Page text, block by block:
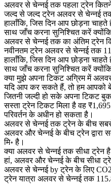
अलवर से चेन्नई तक पहला ट्रेन कितने
जल्द से जल्द ट्रेन अलवर से चेन्नई
हालाँकि, जिस दिन आप छोड़ना
साथ जाँच करना सुनिश्चित करें
अलवर से चेन्नई तक का अंतिम ट्रेन
नवीनतम ट्रेन अलवर से चेन्नई तक
हालाँकि, जिस दिन आप छोड़ना
साथ जाँच करना सुनिश्चित करें
क्या मुझे अपना टिकट अग्रिम में
यदि आप कर सकते हैं, तो हम आपको
जितनी जल्दी हो सके अपना टिकट
सस्ता ट्रेन टिकट मिला है वह
परिवर्तन के अधीन हो सकता है।
अलवर से चेन्नई तक ट्रेन के बीच
अलवर और चेन्नई के बीच ट्रेन द्वारा
मि॰ है।
क्या अलवर से चेन्नई तक सीधा ट्रेन
हां, अलवर और चेन्नई के बीच सीधा
अलवर से चेन्नई by ट्रेन के लिए CO2
ट्रेन यात्रा अलवर से चेन्नई तक